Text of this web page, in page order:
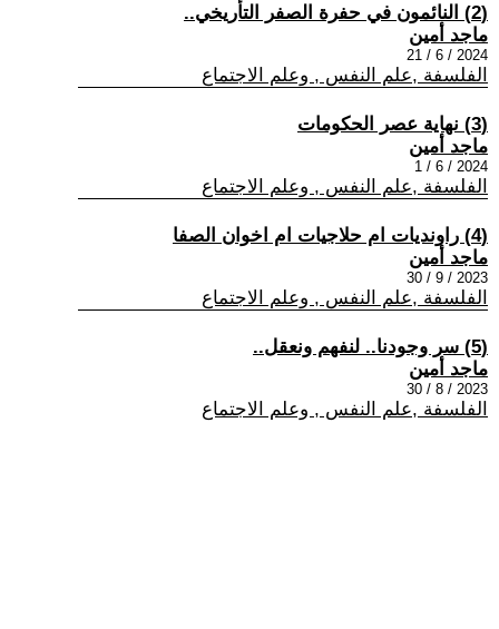
(2) النائمون في حفرة الصفر التأريخي..
ماجد أمين
2024 / 6 / 21
الفلسفة ,علم النفس , وعلم الاجتماع
(3) نهاية عصر الحكومات
ماجد أمين
2024 / 6 / 1
الفلسفة ,علم النفس , وعلم الاجتماع
(4) راونديات ام حلاجيات ام اخوان الصفا
ماجد أمين
2023 / 9 / 30
الفلسفة ,علم النفس , وعلم الاجتماع
(5) سر وجودنا.. لنفهم ونعقل..
ماجد أمين
2023 / 8 / 30
الفلسفة ,علم النفس , وعلم الاجتماع